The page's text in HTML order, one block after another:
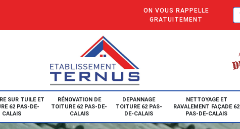
ON VOUS RAPPELLE
GRATUITEMENT
SUR TUILE ET
62 PAS-DE-
CALAIS
RÉNOVATION DE
TOITURE 62 PAS-DE-
CALAIS
DEPANNAGE
TOITURE 62 PAS-
DE-CALAIS
NETTOYAGE ET
RAVALEMENT FAÇADE 62
PAS-DE-CALAIS